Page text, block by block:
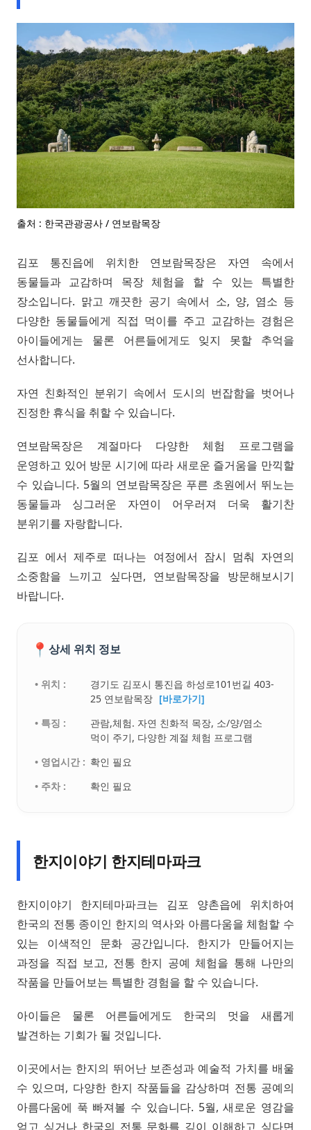
출처 : 한국관광공사 / 연보람목장
김포 통진읍에 위치한 연보람목장은 자연 속에서
동물들과 교감하며 목장 체험을 할 수 있는 특별한
장소입니다. 맑고 깨끗한 공기 속에서 소, 양, 염소 등
다양한 동물들에게 직접 먹이를 주고 교감하는 경험은
아이들에게는 물론 어른들에게도 잊지 못할 추억을
선사합니다.
자연 친화적인 분위기 속에서 도시의 번잡함을 벗어나
진정한 휴식을 취할 수 있습니다.
연보람목장은 계절마다 다양한 체험 프로그램을
운영하고 있어 방문 시기에 따라 새로운 즐거움을 만끽할
수 있습니다. 5월의 연보람목장은 푸른 초원에서 뛰노는
동물들과 싱그러운 자연이 어우러져 더욱 활기찬
분위기를 자랑합니다.
김포 에서 제주로 떠나는 여정에서 잠시 멈춰 자연의
소중함을 느끼고 싶다면, 연보람목장을 방문해보시기
바랍니다.
📍 상세 위치 정보
• 위치 :
경기도 김포시 통진읍 하성로101번길 403-
25 연보람목장 [바로가기]
• 특징 :
관람,체험. 자연 친화적 목장, 소/양/염소
먹이 주기, 다양한 계절 체험 프로그램
• 영업시간 : 확인 필요
• 주차 :
확인 필요
한지이야기 한지테마파크
한지이야기 한지테마파크는 김포 양촌읍에 위치하여
한국의 전통 종이인 한지의 역사와 아름다움을 체험할 수
있는 이색적인 문화 공간입니다. 한지가 만들어지는
과정을 직접 보고, 전통 한지 공예 체험을 통해 나만의
작품을 만들어보는 특별한 경험을 할 수 있습니다.
아이들은 물론 어른들에게도 한국의 멋을 새롭게
발견하는 기회가 될 것입니다.
이곳에서는 한지의 뛰어난 보존성과 예술적 가치를 배울
수 있으며, 다양한 한지 작품들을 감상하며 전통 공예의
아름다움에 푹 빠져볼 수 있습니다. 5월, 새로운 영감을
얻고 싶거나 한국의 전통 문화를 깊이 이해하고 싶다면